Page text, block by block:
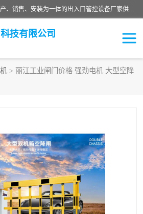
云南实名智科技有限公司是生产、销售、安装为一体的出入口管控设备厂家供应商。主营:电动伸缩门、道闸、广告道闸、重型空降闸、车牌识别、门禁通道、升降柱、岗亭、旗杆等智能设备。主营产品: 电动伸缩门,道闸门禁,车牌识别 生产、销售、安装为一体的出入口管控设备厂家源头供应商。
技有限公司
> 丽江工业闸门价格 强劲电机 大型空降
通道闸系列
伸缩门